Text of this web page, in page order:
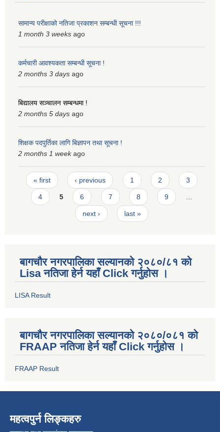
सामान्य परीक्षाको नतिजा प्रकाशन सम्बन्धी सूचना !!!
1 month 3 weeks ago
कर्मचारी आवश्यकता सम्बन्धी सूचना !
2 months 3 days ago
बिद्यालय सञ्चालन सम्बन्धमा !
2 months 5 days ago
शिक्षक पदपुर्तिका लागि बिज्ञापन तथा सूचना !
2 months 1 weekago
Pages
« first ‹ previous 1 2 3
4 5 6 7 8 9 …
next › last »
बागचौर नगरपालिका सल्यानको २०८०/८१ को
Lisa नतिजा हेर्न यहाँ Click गर्नुहोस ।
LISA Result
बागचौर नगरपालिका सल्यानको २०८०/०८१ को
FRAAP नतिजा हेर्न यहाँ Click गर्नुहोस ।
FRAAP Result
महत्वपुर्न लिङ्कहरु